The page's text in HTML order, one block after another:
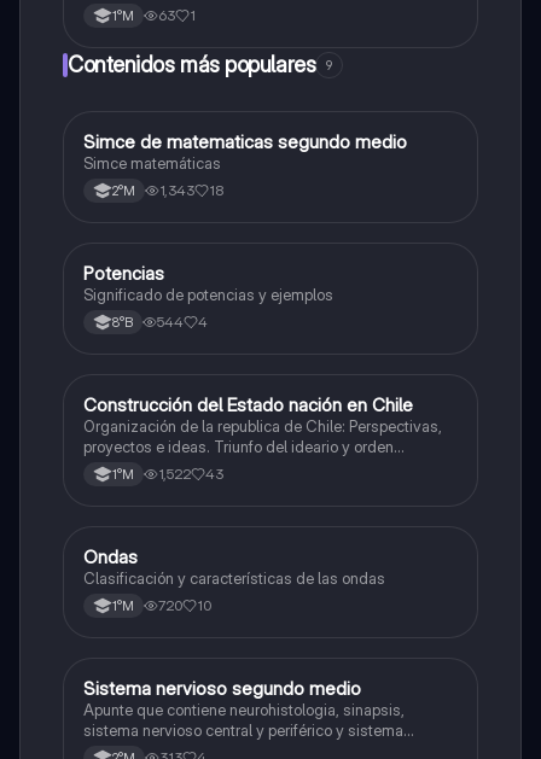
1°M 63 1
Contenidos más populares 9
Matemáticas
Simce de matematicas segundo medio
Simce matemáticas
2°M 1,343 18
Matemáticas
Potencias
Significado de potencias y ejemplos
8°B 544 4
Historia
Construcción del Estado nación en Chile
Organización de la republica de Chile: Perspectivas,
proyectos e ideas. Triunfo del ideario y orden
conservador. Constitución de 1833. "Era Portaliana"
1°M 1,522 43
Física
Ondas
Clasificación y características de las ondas
1°M 720 10
Biología
Sistema nervioso segundo medio
Apunte que contiene neurohistologia, sinapsis,
sistema nervioso central y periférico y sistema
endocrino